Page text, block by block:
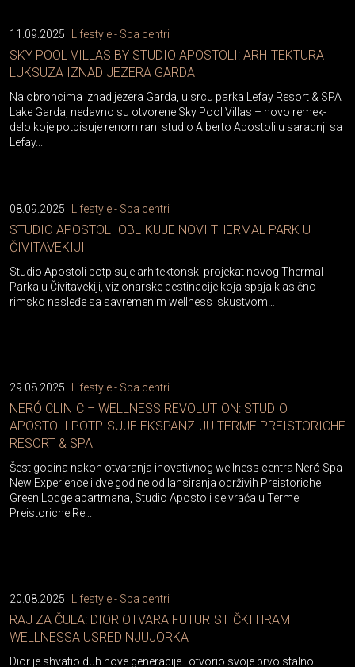
11.09.2025 Lifestyle - Spa centri
SKY POOL VILLAS BY STUDIO APOSTOLI: ARHITEKTURA
LUKSUZA IZNAD JEZERA GARDA
Na obroncima iznad jezera Garda, u srcu parka Lefay Resort & SPA
Lake Garda, nedavno su otvorene Sky Pool Villas – novo remek-
delo koje potpisuje renomirani studio Alberto Apostoli u saradnji sa
Lefay...
08.09.2025 Lifestyle - Spa centri
STUDIO APOSTOLI OBLIKUJE NOVI THERMAL PARK U
ČIVITAVEKIJI
Studio Apostoli potpisuje arhitektonski projekat novog Thermal
Parka u Čivitavekiji, vizionarske destinacije koja spaja klasično
rimsko nasleđe sa savremenim wellness iskustvom…
29.08.2025 Lifestyle - Spa centri
NERÓ CLINIC – WELLNESS REVOLUTION: STUDIO
APOSTOLI POTPISUJE EKSPANZIJU TERME PREISTORICHE
RESORT & SPA
Šest godina nakon otvaranja inovativnog wellness centra Neró Spa
New Experience i dve godine od lansiranja održivih Preistoriche
Green Lodge apartmana, Studio Apostoli se vraća u Terme
Preistoriche Re...
20.08.2025 Lifestyle - Spa centri
RAJ ZA ČULA: DIOR OTVARA FUTURISTIČKI HRAM
WELLNESSA USRED NJUJORKA
Dior je shvatio duh nove generacije i otvorio svoje prvo stalno